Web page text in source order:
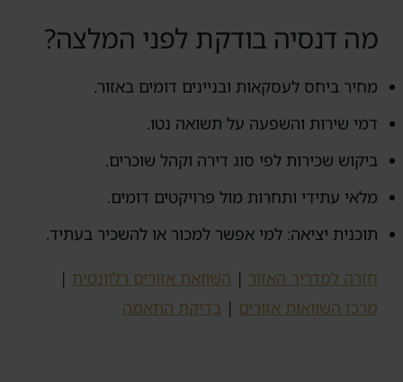
מה דנסיה בודקת לפני המלצה?
מחיר ביחס לעסקאות ובניינים דומים באזור.
דמי שירות והשפעה על תשואה נטו.
ביקוש שכירות לפי סוג דירה וקהל שוכרים.
מלאי עתידי ותחרות מול פרויקטים דומים.
תוכנית יציאה: למי אפשר למכור או להשכיר בעתיד.
חזרה למדריך האזור | השוואת אזורים רלוונטית |
מרכז השוואות אזורים | בדיקת התאמה